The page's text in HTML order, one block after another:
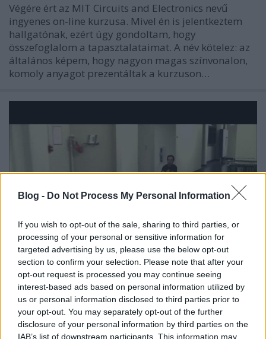
Blog - Do Not Process My Personal Information
If you wish to opt-out of the sale, sharing to third parties, or
processing of your personal or sensitive information for
targeted advertising by us, please use the below opt-out
section to confirm your selection. Please note that after your
opt-out request is processed you may continue seeing
interest-based ads based on personal information utilized by
us or personal information disclosed to third parties prior to
your opt-out. You may separately opt-out of the further
disclosure of your personal information by third parties on the
IAB’s list of downstream participants. This information may
Végére ért az MIT Circuits and Electronics nevű
ingyenes on-line kurzusa. Mivel én is jelentkeztem
hallgatónak, ezért úgy gondoltam, hogy
összefoglalom a tapasztalataimat. A név kötelez: az
általános képem, hogy nagyon magas színvonalon,
komoly anyagot prezentáltak a kurzuson…
Az igazi Mario Kart
richard_szabo•2012. május 08.
Charles Guan az MIT-ról elkészítette a Mario kis